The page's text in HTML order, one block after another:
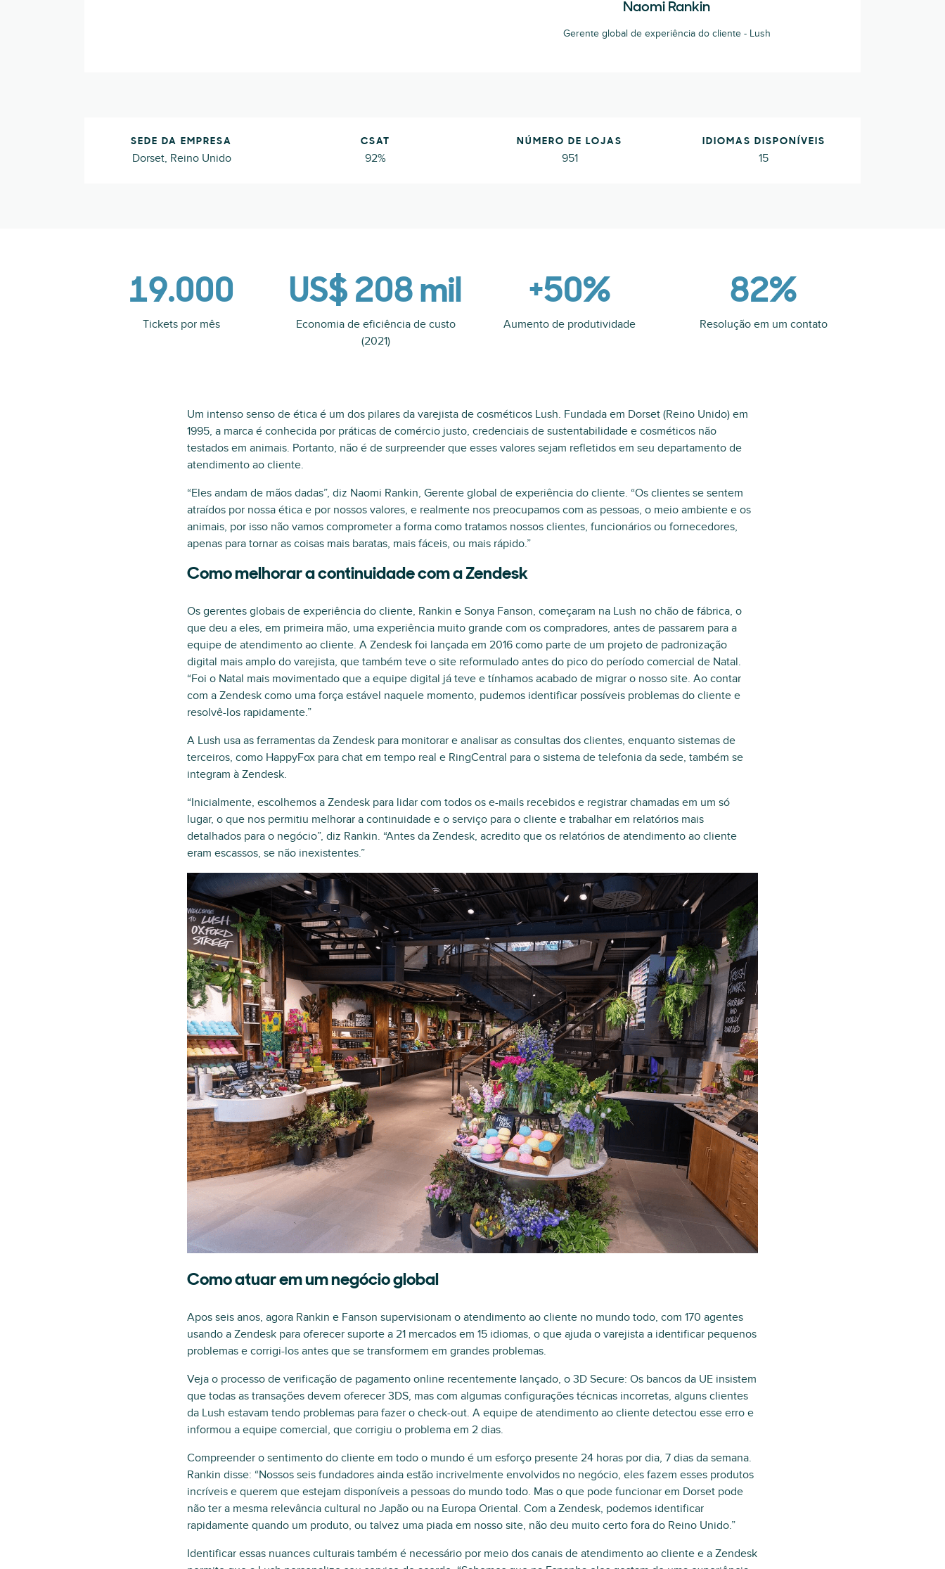
Naomi Rankin
Gerente global de experiência do cliente - Lush
SEDE DA EMPRESA
Dorset, Reino Unido
CSAT
92%
NÚMERO DE LOJAS
951
IDIOMAS DISPONÍVEIS
15
19.000
Tickets por mês
US$ 208 mil
Economia de eficiência de custo
(2021)
+50%
Aumento de produtividade
82%
Resolução em um contato
Um intenso senso de ética é um dos pilares da varejista de cosméticos Lush. Fundada em Dorset (Reino Unido) em
1995, a marca é conhecida por práticas de comércio justo, credenciais de sustentabilidade e cosméticos não
testados em animais. Portanto, não é de surpreender que esses valores sejam refletidos em seu departamento de
atendimento ao cliente.
“Eles andam de mãos dadas”, diz Naomi Rankin, Gerente global de experiência do cliente. “Os clientes se sentem
atraídos por nossa ética e por nossos valores, e realmente nos preocupamos com as pessoas, o meio ambiente e os
animais, por isso não vamos comprometer a forma como tratamos nossos clientes, funcionários ou fornecedores,
apenas para tornar as coisas mais baratas, mais fáceis, ou mais rápido.”
Como melhorar a continuidade com a Zendesk
Os gerentes globais de experiência do cliente, Rankin e Sonya Fanson, começaram na Lush no chão de fábrica, o
que deu a eles, em primeira mão, uma experiência muito grande com os compradores, antes de passarem para a
equipe de atendimento ao cliente. A Zendesk foi lançada em 2016 como parte de um projeto de padronização
digital mais amplo do varejista, que também teve o site reformulado antes do pico do período comercial de Natal.
“Foi o Natal mais movimentado que a equipe digital já teve e tínhamos acabado de migrar o nosso site. Ao contar
com a Zendesk como uma força estável naquele momento, pudemos identificar possíveis problemas do cliente e
resolvê-los rapidamente.”
A Lush usa as ferramentas da Zendesk para monitorar e analisar as consultas dos clientes, enquanto sistemas de
terceiros, como HappyFox para chat em tempo real e RingCentral para o sistema de telefonia da sede, também se
integram à Zendesk.
“Inicialmente, escolhemos a Zendesk para lidar com todos os e-mails recebidos e registrar chamadas em um só
lugar, o que nos permitiu melhorar a continuidade e o serviço para o cliente e trabalhar em relatórios mais
detalhados para o negócio”, diz Rankin. “Antes da Zendesk, acredito que os relatórios de atendimento ao cliente
eram escassos, se não inexistentes.”
Como atuar em um negócio global
Apos seis anos, agora Rankin e Fanson supervisionam o atendimento ao cliente no mundo todo, com 170 agentes
usando a Zendesk para oferecer suporte a 21 mercados em 15 idiomas, o que ajuda o varejista a identificar pequenos
problemas e corrigi-los antes que se transformem em grandes problemas.
Veja o processo de verificação de pagamento online recentemente lançado, o 3D Secure: Os bancos da UE insistem
que todas as transações devem oferecer 3DS, mas com algumas configurações técnicas incorretas, alguns clientes
da Lush estavam tendo problemas para fazer o check-out. A equipe de atendimento ao cliente detectou esse erro e
informou a equipe comercial, que corrigiu o problema em 2 dias.
Compreender o sentimento do cliente em todo o mundo é um esforço presente 24 horas por dia, 7 dias da semana.
Rankin disse: “Nossos seis fundadores ainda estão incrivelmente envolvidos no negócio, eles fazem esses produtos
incríveis e querem que estejam disponíveis a pessoas do mundo todo. Mas o que pode funcionar em Dorset pode
não ter a mesma relevância cultural no Japão ou na Europa Oriental. Com a Zendesk, podemos identificar
rapidamente quando um produto, ou talvez uma piada em nosso site, não deu muito certo fora do Reino Unido.”
Identificar essas nuances culturais também é necessário por meio dos canais de atendimento ao cliente e a Zendesk